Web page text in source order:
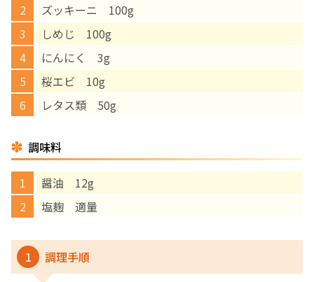
ズッキーニ 100g
しめじ 100g
にんにく 3g
桜エビ 10g
レタス類 50g
調味料
醤油 12g
塩麹 適量
1 調理手順
遠方にお住まいで当院での出産を希望される方へ
English Page